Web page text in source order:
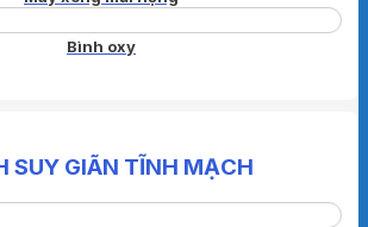
Bình oxy
SUY GIÃN TĨNH MẠCH